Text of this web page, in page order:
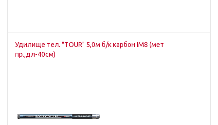
Удилище тел. "TOUR" 5,0м б/к карбон IM8 (мет
пр.,дл-40см)